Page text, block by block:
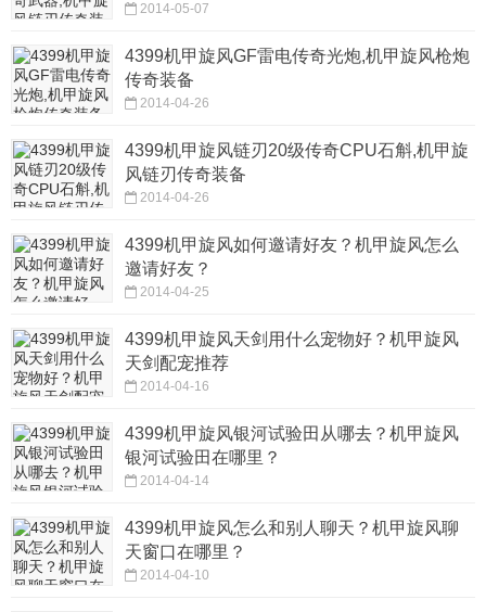
2014-05-07
4399机甲旋风GF雷电传奇光炮,机甲旋风枪炮
传奇装备
2014-04-26
4399机甲旋风链刃20级传奇CPU石斛,机甲旋
风链刃传奇装备
2014-04-26
4399机甲旋风如何邀请好友？机甲旋风怎么
邀请好友？
2014-04-25
4399机甲旋风天剑用什么宠物好？机甲旋风
天剑配宠推荐
2014-04-16
4399机甲旋风银河试验田从哪去？机甲旋风
银河试验田在哪里？
2014-04-14
4399机甲旋风怎么和别人聊天？机甲旋风聊
天窗口在哪里？
2014-04-10